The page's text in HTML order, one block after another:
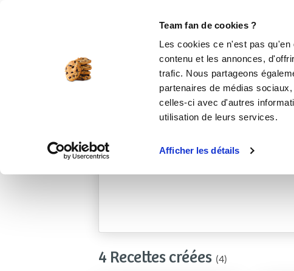
Team fan de cookies ?
Les cookies ce n'est pas
contenu et les annonces,
trafic. Nous partageons
partenaires de médias
celles-ci avec d'autres
utilisation de leurs services.
Afficher les détails
4 Recettes créées (4)